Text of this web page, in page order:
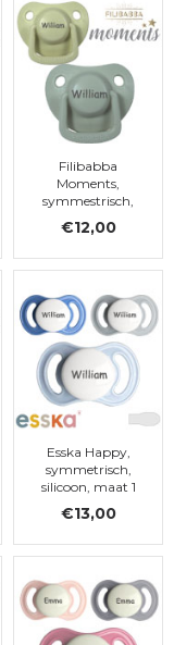
Filibabba
Moments,
symmestrisch,
€12,00
Esska Happy,
symmetrisch,
silicoon, maat 1
€13,00